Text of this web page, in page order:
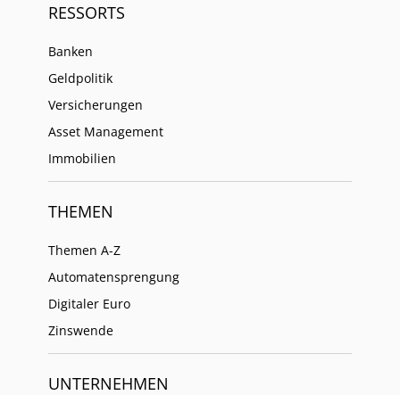
RESSORTS
Banken
Geldpolitik
Versicherungen
Asset Management
Immobilien
THEMEN
Themen A-Z
Automatensprengung
Digitaler Euro
Zinswende
UNTERNEHMEN